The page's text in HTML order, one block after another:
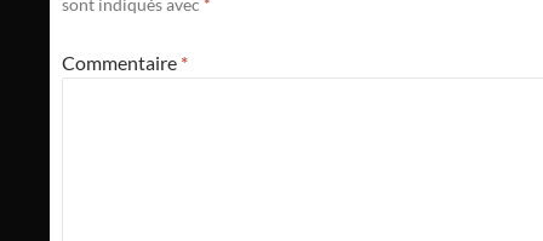
sont indiqués avec *
Commentaire *